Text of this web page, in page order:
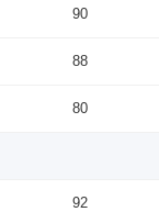
90
88
80
92